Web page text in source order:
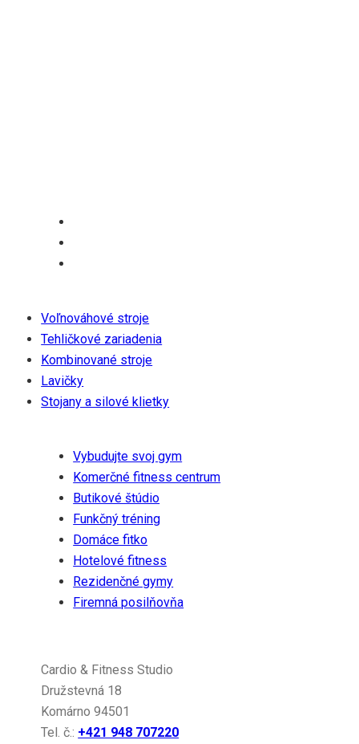
Voľnováhové stroje
Tehličkové zariadenia
Kombinované stroje
Lavičky
Stojany a silové klietky
Vybudujte svoj gym
Komerčné fitness centrum
Butikové štúdio
Funkčný tréning
Domáce fitko
Hotelové fitness
Rezidenčné gymy
Firemná posilňovňa
Cardio & Fitness Studio
Družstevná 18
Komárno 94501
Tel. č.: +421 948 707220